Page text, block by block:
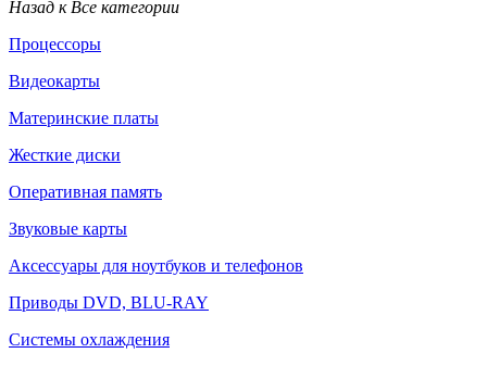
Назад к Все категории
Процессоры
Видеокарты
Материнские платы
Жесткие диски
Оперативная память
Звуковые карты
Аксессуары для ноутбуков и телефонов
Приводы DVD, BLU-RAY
Системы охлаждения